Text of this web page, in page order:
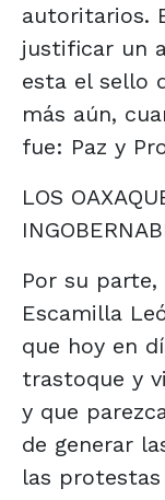
autoritarios.
justificar un
esta el sello
más aún,
fue: Paz y
LOS
Por su
Escamilla
que hoy en
trastoque y
y que
de generar
las